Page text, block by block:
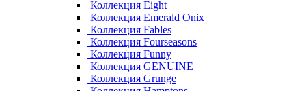
Коллекция Eight
Коллекция Emerald Onix
Коллекция Fables
Коллекция Fourseasons
Коллекция Funny
Коллекция GENUINE
Коллекция Grunge